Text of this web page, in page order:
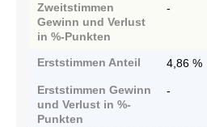
Zweitstimmen
Gewinn und Verlust
in %-Punkten
-
Erststimmen Anteil 4,86 %
Erststimmen Gewinn
und Verlust in %-
Punkten
-